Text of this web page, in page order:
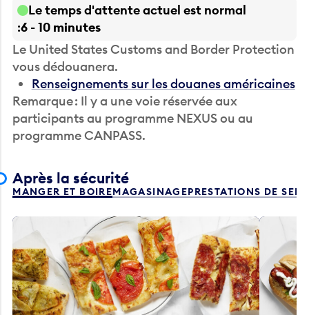
Le temps d'attente actuel est normal
6 - 10 minutes
Le United States Customs and Border Protection
vous dédouanera.
Renseignements sur les douanes américaines
Remarque : Il y a une voie réservée aux
participants au programme NEXUS ou au
programme CANPASS.
Après la sécurité
MANGER ET BOIREMAGASINAGEPRESTATIONS DE